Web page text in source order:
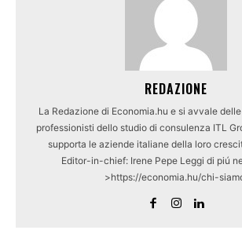
REDAZIONE
La Redazione di Economia.hu e si avvale
professionisti dello studio di consulenza ITL
supporta le aziende italiane della loro
Editor-in-chief: Irene Pepe Leggi di piú
>https://economia.hu/chi-